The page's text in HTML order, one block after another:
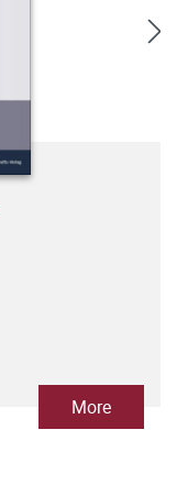
More